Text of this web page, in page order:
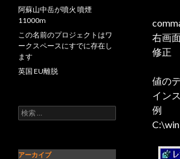
右画
修正
値の
イン
例
阿蘇山中岳が噴火 噴煙
11000m
この名前のプロジェクトはワ
ークスペースにすでに存在し
ます
英国 EU離脱
検索:
アーカイブ